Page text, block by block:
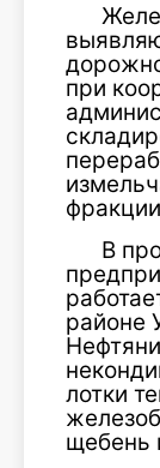
при
В
районе
лотки
щебень